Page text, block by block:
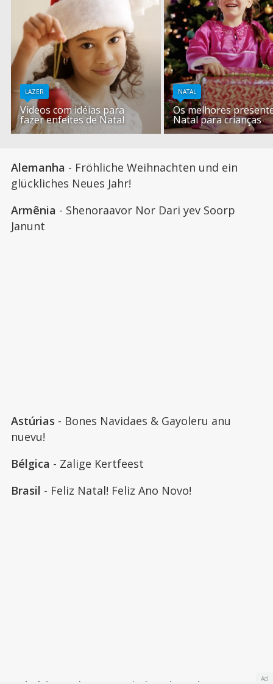
LAZER
Videos com idéias para
fazer enfeites de Natal
NATAL
Os melhores
Natal para crianças
Alemanha - Fröhliche Weihnachten und ein
glückliches Neues Jahr!
Armênia - Shenoraavor Nor Dari yev Soorp
Janunt
Astúrias - Bones Navidaes & Gayoleru anu
nuevu!
Bélgica - Zalige Kertfeest
Brasil - Feliz Natal! Feliz Ano Novo!
Ad